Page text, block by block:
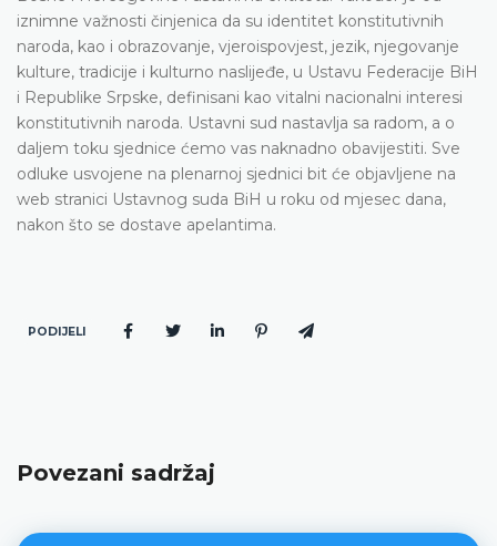
iznimne važnosti činjenica da su identitet konstitutivnih
naroda, kao i obrazovanje, vjeroispovjest, jezik, njegovanje
kulture, tradicije i kulturno naslijeđe, u Ustavu Federacije BiH
i Republike Srpske, definisani kao vitalni nacionalni interesi
konstitutivnih naroda. Ustavni sud nastavlja sa radom, a o
daljem toku sjednice ćemo vas naknadno obavijestiti. Sve
odluke usvojene na plenarnoj sjednici bit će objavljene na
web stranici Ustavnog suda BiH u roku od mjesec dana,
nakon što se dostave apelantima.
PODIJELI
Povezani sadržaj